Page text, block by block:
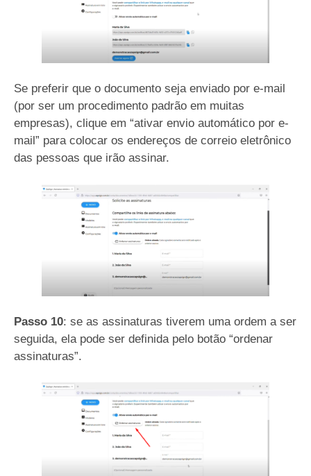
Se preferir que o documento seja enviado por e-mail
(por ser um procedimento padrão em muitas
empresas), clique em “ativar envio automático por e-
mail” para colocar os endereços de correio eletrônico
das pessoas que irão assinar.
Passo 10: se as assinaturas tiverem uma ordem a ser
seguida, ela pode ser definida pelo botão “ordenar
assinaturas”.